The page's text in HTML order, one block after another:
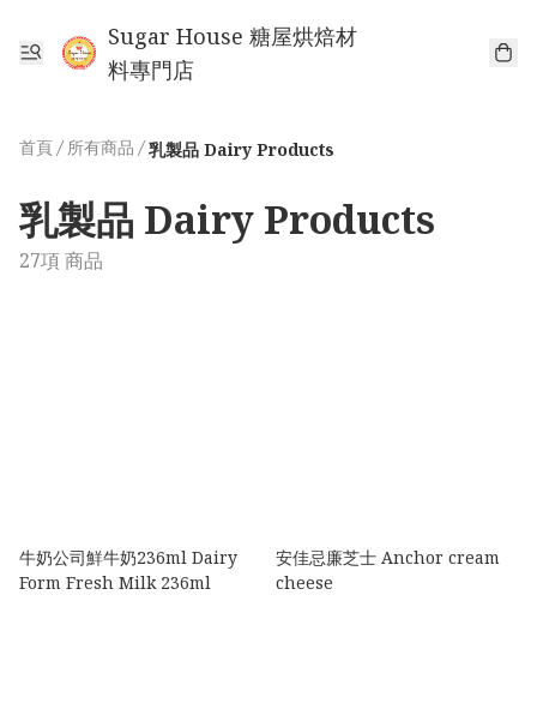
Sugar House 糖屋烘焙材
料專門店
首頁 / 所有商品 / 乳製品 Dairy Products
乳製品 Dairy Products
27項 商品
牛奶公司鮮牛奶236ml Dairy
Form Fresh Milk 236ml
安佳忌廉芝士 Anchor cream
cheese